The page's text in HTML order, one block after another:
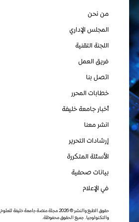
من نحن
المجلس الإداري
اللجنة التقنية
فريق العمل
اتصل بنا
خطابات المحرر
أخبار جامعة خليفة
انشر معنا
إرشادات التحرير
الأسئلة المتكررة
بيانات صحفية
في الإعلام
حقوق الطبع والنشر © 2026 مجلة منصة جامعة خليفة للعلوم
والتكنولوجيا. جميع الحقوق محفوظة.